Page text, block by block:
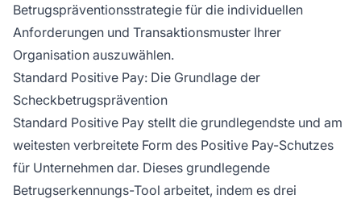
Betrugspräventionsstrategie für die individuellen
Anforderungen und Transaktionsmuster Ihrer
Organisation auszuwählen.
Standard Positive Pay: Die Grundlage der
Scheckbetrugsprävention
Standard Positive Pay stellt die grundlegendste und am
weitesten verbreitete Form des Positive Pay-Schutzes
für Unternehmen dar. Dieses grundlegende
Betrugserkennungs-Tool arbeitet, indem es drei